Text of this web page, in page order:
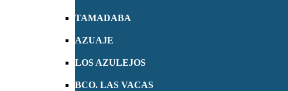
TAMADABA
AZUAJE
LOS AZULEJOS
BCO. LAS VACAS